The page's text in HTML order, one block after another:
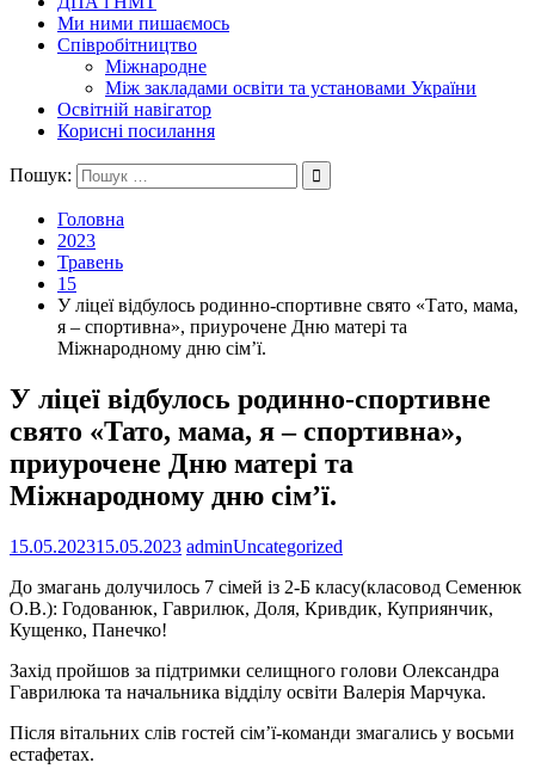
Ми ними пишаємось
Співробітництво
Міжнародне
Між закладами освіти та установами України
Освітній навігатор
Корисні посилання
Пошук:
Головна
2023
Травень
15
У ліцеї відбулось родинно-спортивне свято «Тато, мама,
я – спортивна», приурочене Дню матері та
Міжнародному дню сімʼї.
У ліцеї відбулось родинно-спортивне
свято «Тато, мама, я – спортивна»,
приурочене Дню матері та
Міжнародному дню сімʼї.
15.05.202315.05.2023 adminUncategorized
До змагань долучилось 7 сімей із 2-Б класу(класовод Семенюк
О.В.): Годованюк, Гаврилюк, Доля, Кривдик, Куприянчик,
Кущенко, Панечко!
Захід пройшов за підтримки селищного голови Олександра
Гаврилюка та начальника відділу освіти Валерія Марчука.
Після вітальних слів гостей сімʼї-команди змагались у восьми
естафетах.